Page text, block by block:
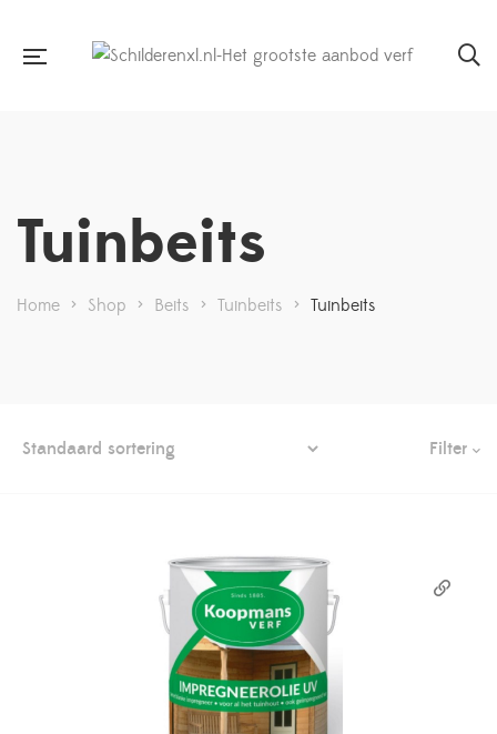
Tuinbeits
Home > Shop > Beits > Tuinbeits > Tuinbeits
Filter